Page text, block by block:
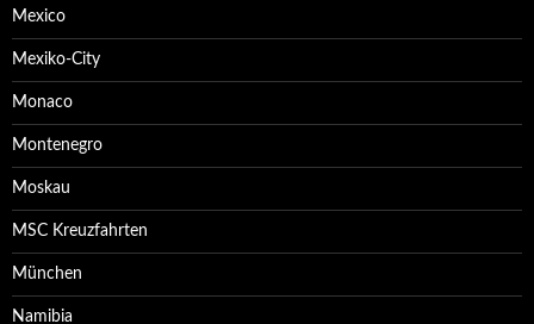
Mexico
Mexiko-City
Monaco
Montenegro
Moskau
MSC Kreuzfahrten
München
Namibia